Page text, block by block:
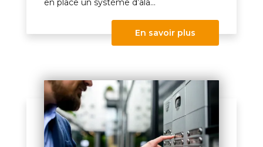
en place un système d’ala...
En savoir plus